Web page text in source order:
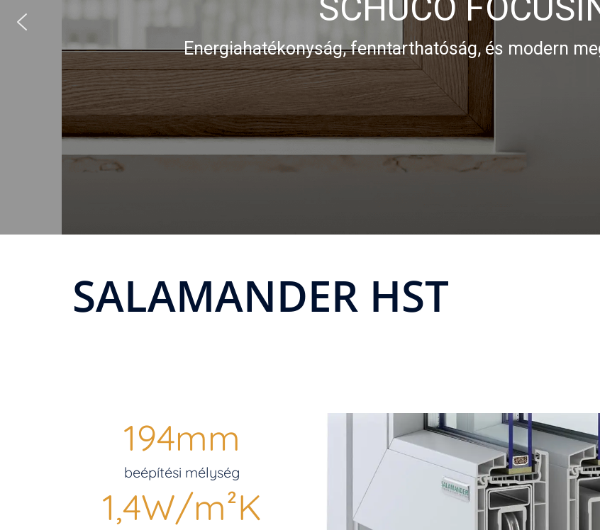
SCHÜCO
Energiahatékonyság, fenntarthatóság, és modern
SALAMANDER HST
194mm
beépítési mélység
1,4W/m²K